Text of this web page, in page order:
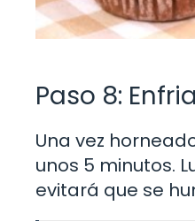
Paso 8:
Una vez
unos 5 minutos.
evitará que se